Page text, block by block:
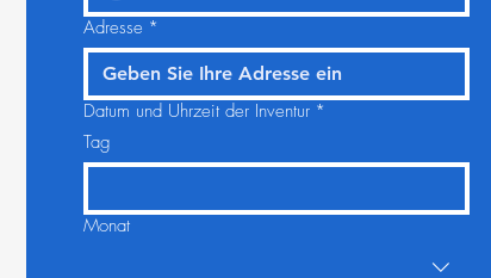
Adresse *
Datum und Uhrzeit der Inventur *
Tag
Monat